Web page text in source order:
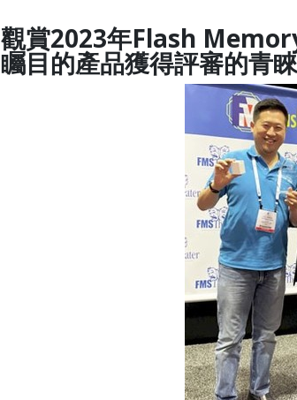
觀賞2023年Flash
矚目的產品獲得評審的青睞